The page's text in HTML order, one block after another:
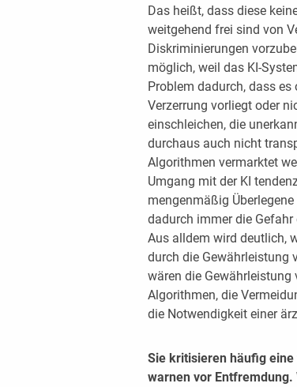
Das heißt, dass diese
weitgehend frei sind von
Diskriminierungen
möglich, weil das KI-
Problem dadurch, dass
Verzerrung vorliegt oder
einschleichen, die
durchaus auch nicht
Algorithmen vermarktet
Umgang mit der KI
mengenmäßig
dadurch immer die
Aus alldem wird deutlich,
durch die Gewährleistung
wären die
Algorithmen, die
die Notwendigkeit einer
Sie kritisieren häufig
warnen vor